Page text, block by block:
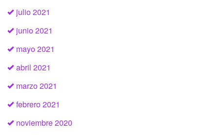
julio 2021
junio 2021
mayo 2021
abril 2021
marzo 2021
febrero 2021
noviembre 2020